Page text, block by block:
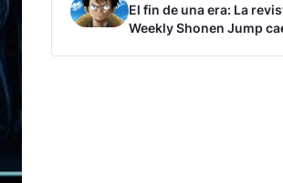
El fin de una era: La
Weekly Shonen Jump